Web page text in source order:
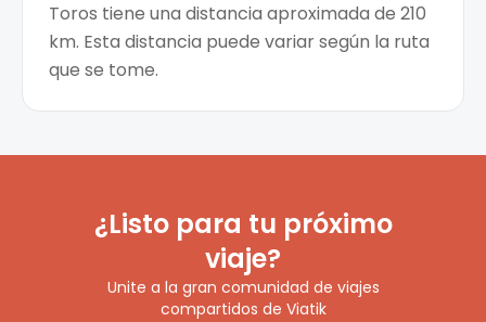
Toros tiene una distancia aproximada de 210
km. Esta distancia puede variar según la ruta
que se tome.
¿Listo para tu próximo
viaje?
Unite a la gran comunidad de viajes
compartidos de Viatik